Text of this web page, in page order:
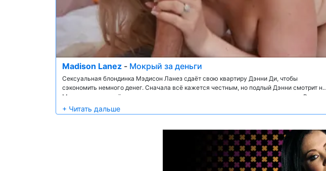
Madison Lanez - Мокрый за деньги
Сексуальная блондинка Мэдисон Ланез сдаёт свою квартиру Дэнни Ди, чтобы
сэкономить немного денег. Сначала всё кажется честным, но подлый Дэнни смотрит на
Мэдисон с извращённым взглядом, и у него есть деньги, которые нужно сжечь. Во
время экскурсии по ванной Дэнни убеждает Мэдисон «продемонстрировать», как
работает душ, за дополнительную сумму денег. Но на этом всё не заканчивается;